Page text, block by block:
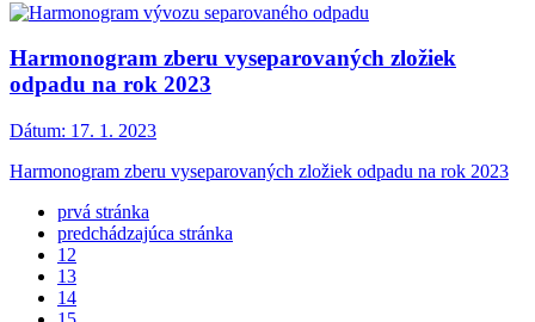
Harmonogram zberu vyseparovaných zložiek
odpadu na rok 2023
Dátum: 17. 1. 2023
Harmonogram zberu vyseparovaných zložiek odpadu na rok 2023
prvá stránka
predchádzajúca stránka
12
13
14